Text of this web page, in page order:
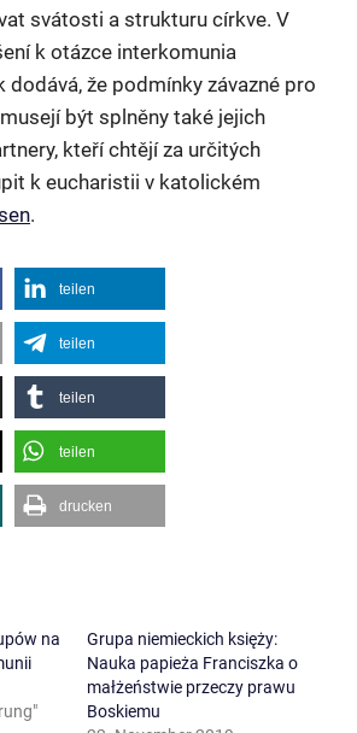
svátosti a strukturu církve. V
k otázce interkomunia
dodává, že podmínky závazné pro
být splněny také jejich
kteří chtějí za určitých
k eucharistii v katolickém
.
teilen
teilen
teilen
teilen
drucken
na
Grupa niemieckich księży:
Nauka papieża Franciszka o
małżeństwie przeczy prawu
Boskiemu